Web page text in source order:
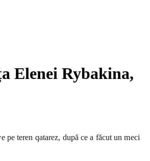
Elenei Rybakina,
teren qatarez, după ce a făcut un meci